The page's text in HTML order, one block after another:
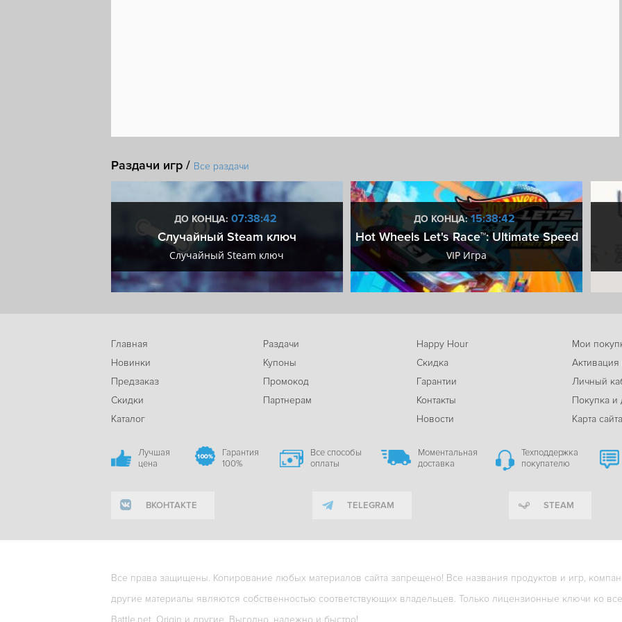
Раздачи игр / Все раздачи
ДО КОНЦА: 07:38:41
Случайный Steam ключ
Случайный Steam ключ
ДО КОНЦА:15:38:41
Hot Wheels Let's Race™: Ultimate Speed
VIP Игра
Главная
Новинки
Предзаказ
Скидки
Каталог
Раздачи
Купоны
Промокод
Партнерам
Happy Hour
Скидка
Гарантии
Контакты
Новости
Мои
Активация
Личный
Покупка и
Карта сайта
Лучшая
цена
Гарантия
100%
Все способы
оплаты
Моментальная
доставка
Техподдержка
покупателю
ВКОНТАКТЕ TELEGRAM STEAM
Все права защищены. Копирование любых материалов сайта запрещено! Все названия продуктов и игр,
другие материалы являются собственностью соответствующих владельцев. Только лицензионные ключи ко
Battle.net, Origin и другие. Выгодно, надежно и быстро!